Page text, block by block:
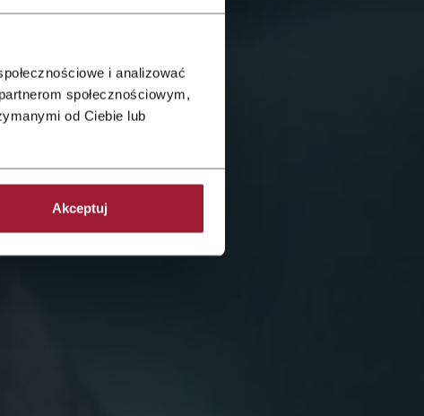
i analizować
społecznościowym,
od Ciebie lub
Akceptuj